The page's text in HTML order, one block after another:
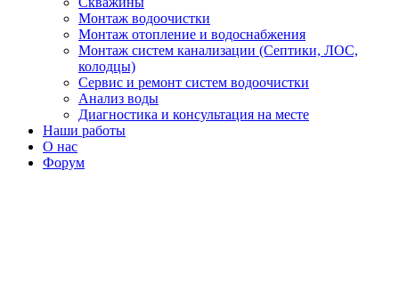
Монтаж водоочистки
Монтаж отопление и водоснабжения
Монтаж систем канализации (Септики, ЛОС,
колодцы)
Сервис и ремонт систем водоочистки
Анализ воды
Диагностика и консультация на месте
Наши работы
О нас
Форум